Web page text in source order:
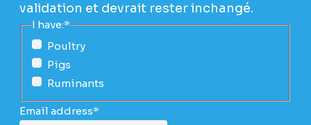
validation et devrait rester inchangé.
I have:*
Poultry
Pigs
Ruminants
Email address*